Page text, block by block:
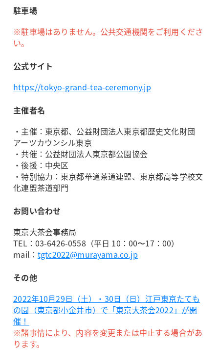
駐車場
※駐車場はありません。公共交通機関をご利用くださ
い。
公式サイト
https://tokyo-grand-tea-ceremony.jp
主催者名
・主催：東京都、公益財団法人東京都歴史文化財団
アーツカウンシル東京
・共催：公益財団法人東京都公園協会
・後援：中央区
・特別協力：東京都華道茶道連盟、東京都高等学校文
化連盟茶道部門
お問い合わせ
東京大茶会事務局
TEL：03-6426-0558（平日 10：00〜17：00）
mail： tgtc2022@murayama.co.jp
その他
2022年10月29日（土）・30日（日）江戸東京たても
の園（東京都小金井市）で「東京大茶会2022」が開
催！
※諸事情により、内容を変更または中止する場合があ
ります。